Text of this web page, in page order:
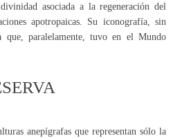
asociada a la regeneración del
apotropaicas. Su iconografía, sin
que, paralelamente, tuvo en el Mundo
anepígrafas que representan sólo la